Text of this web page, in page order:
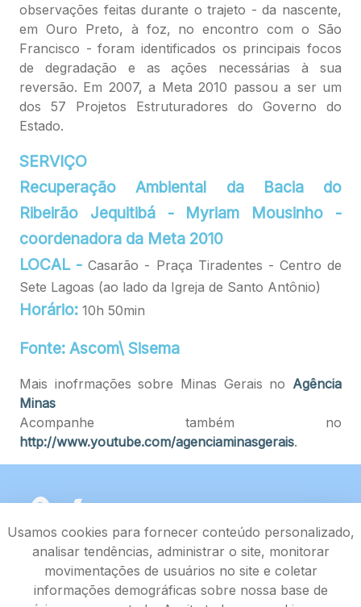
observações feitas durante o trajeto - da nascente,
em Ouro Preto, à foz, no encontro com o São
Francisco - foram identificados os principais focos
de degradação e as ações necessárias à sua
reversão. Em 2007, a Meta 2010 passou a ser um
dos 57 Projetos Estruturadores do Governo do
Estado.
SERVIÇO
Recuperação Ambiental da Bacia do
Ribeirão Jequitibá - Myriam Mousinho -
coordenadora da Meta 2010
LOCAL -Casarão - Praça Tiradentes - Centro de
Sete Lagoas (ao lado da Igreja de Santo Antônio)
Horário: 10h 50min
Fonte: Ascom\ Sisema
Mais inofrmações sobre Minas Gerais no Agência
Minas
Acompanhe também no
http://www.youtube.com/agenciaminasgerais.
Usamos cookies para fornecer conteúdo personalizado,
analisar tendências, administrar o site, monitorar
movimentações de usuários no site e coletar
informações demográficas sobre nossa base de